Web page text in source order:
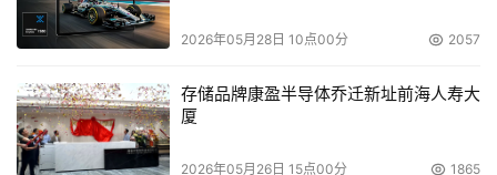
2026年05月28日 10点00分 2057
存储品牌康盈半导体乔迁新址前海人寿大
厦
2026年05月26日 15点00分 1865